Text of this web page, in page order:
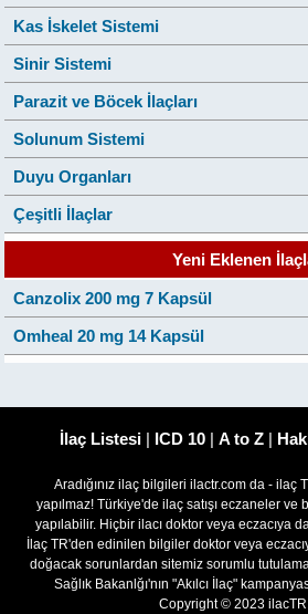
Kas İskelet Sistemi
Sinir Sistemi
Parazit ve Böcek İlaçları
Solunum Sistemi
Duyu Organları
Çeşitli İlaçlar
Yeni Eklenen
Canzolix 200 mg 7 Kapsül
Omheal 20 mg 14 Kapsül
İlaç Listesi | ICD 10 | A to Z |
Aradığınız ilaç bilgileri ilactr.com da - ilaç
yapılmaz! Türkiye'de ilaç satışı eczaneler ve
yapılabilir. Hiçbir ilacı doktor veya eczacıya
İlaç TR'den edinilen bilgiler doktor veya
doğacak sorunlardan sitemiz sorumlu
Sağlık Bakanlğı'nın "Akılcı İlaç"
Copyright © 2023